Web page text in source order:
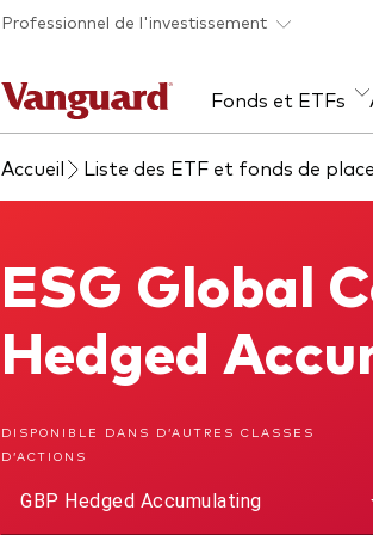
Skip to main content
Professionnel de l'investissement
Fonds et ETFs
Tous les produits
ETFs
Liste des analyses
À propos de Vanguard
Accueil Liste des ETF et fonds de
ESG Global
Hedged
DISPONIBLE DANS D’AUTRES CLASSES
D’ACTIONS
GBP Hedged Accumulating